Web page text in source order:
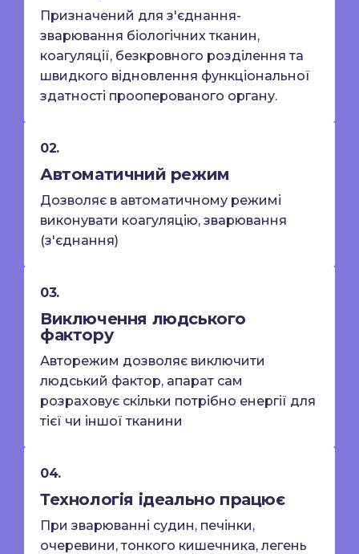
Призначений для з'єднання-
зварювання біологічних тканин,
коагуляції, безкровного розділення та
швидкого відновлення функціональної
здатності прооперованого органу.
02.
Автоматичний режим
Дозволяє в автоматичному режимі
виконувати коагуляцію, зварювання
(з'єднання)
03.
Виключення людського
фактору
Авторежим дозволяє виключити
людський фактор, апарат сам
розраховує скільки потрібно енергії для
тієї чи іншої тканини
04.
Технологія ідеально працює
При зварюванні судин, печінки,
очеревини, тонкого кишечника, легень